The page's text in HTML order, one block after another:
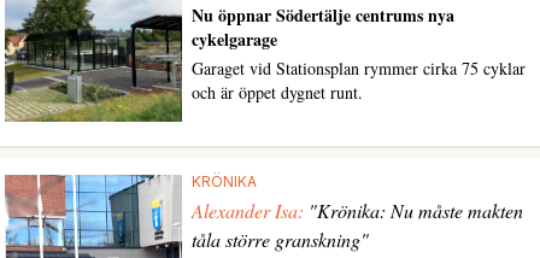
Nu öppnar Södertälje centrums nya
cykelgarage
Garaget vid Stationsplan rymmer cirka 75 cyklar
och är öppet dygnet runt.
KRÖNIKA
Alexander Isa: "Krönika: Nu måste makten
tåla större granskning"